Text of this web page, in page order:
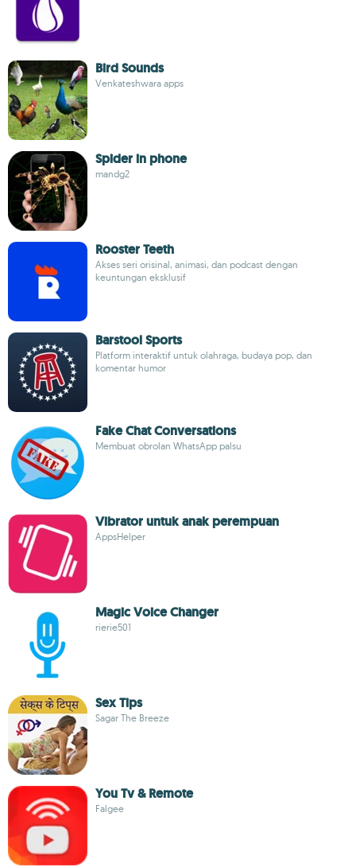
Bird Sounds
Venkateshwara apps
Spider in phone
mandg2
Rooster Teeth
Akses seri orisinal, animasi, dan podcast dengan
keuntungan eksklusif
Barstool Sports
Platform interaktif untuk olahraga, budaya pop, dan
komentar humor
Fake Chat Conversations
Membuat obrolan WhatsApp palsu
Vibrator untuk anak perempuan
AppsHelper
Magic Voice Changer
rierie501
Sex Tips
Sagar The Breeze
You Tv & Remote
Falgee